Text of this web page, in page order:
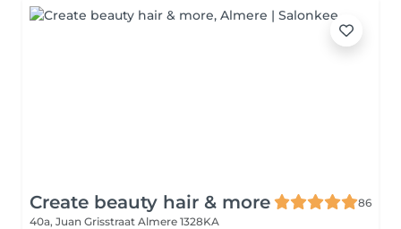
Create beauty hair & more
86
40a, Juan Grisstraat Almere 1328KA